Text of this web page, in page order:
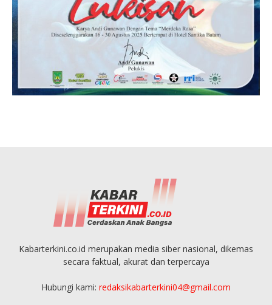
Kabarterkini.co.id merupakan media siber nasional, dikemas
secara faktual, akurat dan terpercaya
Hubungi kami: redaksikabarterkini04@gmail.com